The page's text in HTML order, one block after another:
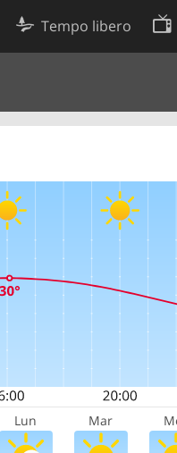
Tempo libero
Lun Mar
Preferenze cookie